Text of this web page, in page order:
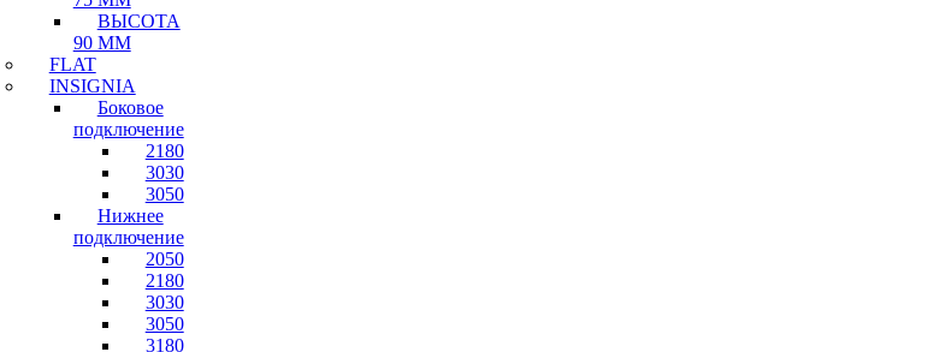
ВЫСОТА
90 ММ
FLAT
INSIGNIA
Боковое
подключение
2180
3030
3050
Нижнее
подключение
2050
2180
3030
3050
3180